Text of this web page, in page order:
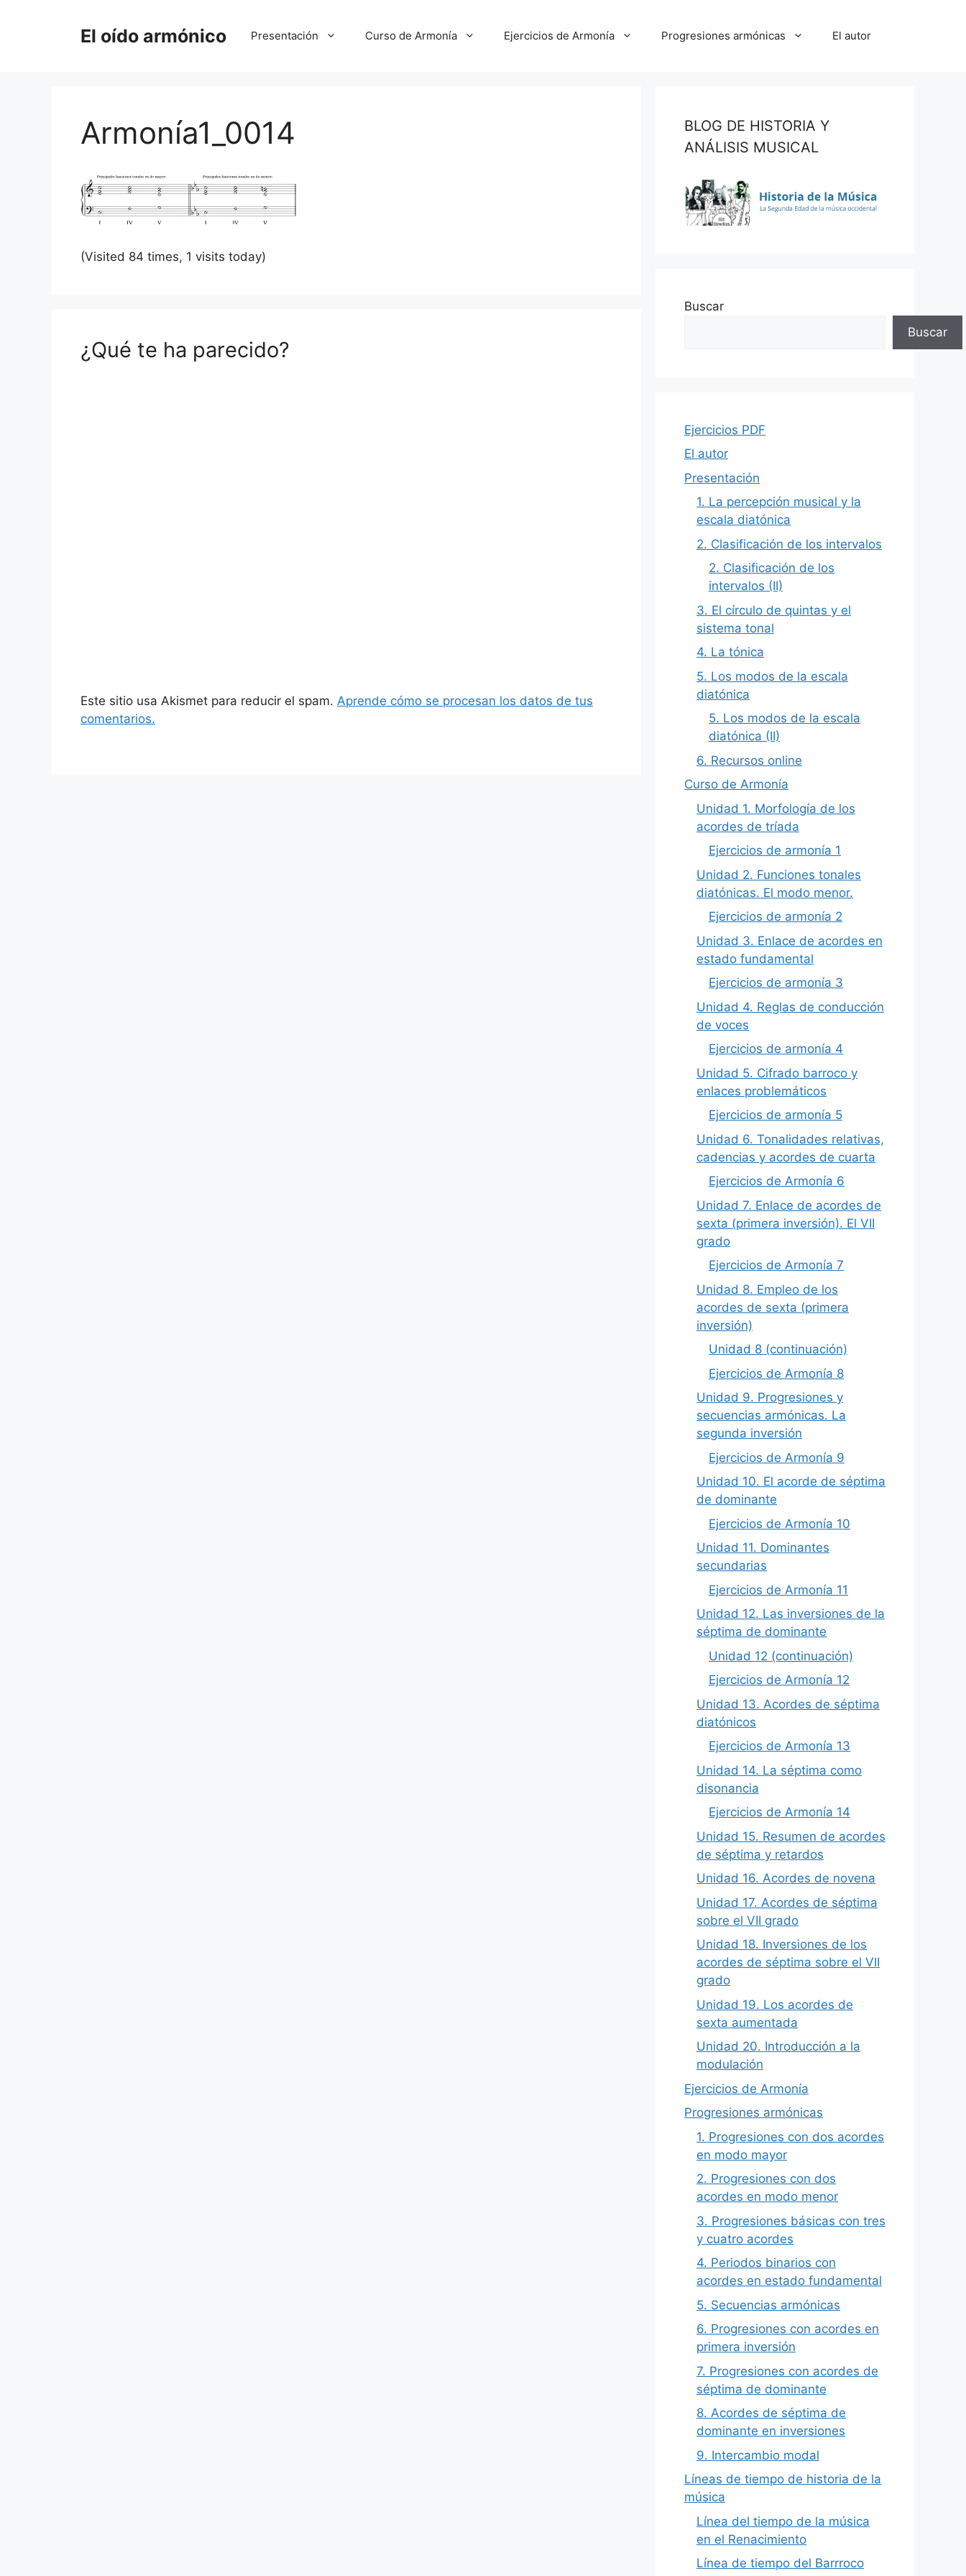
El oído armónico Presentación Curso de Armonía Ejercicios de Armonía Progresiones armónicas El autor
Armonía1_0014
(Visited 84 times, 1 visits today)
¿Qué te ha parecido?
Este sitio usa Akismet para reducir el spam. Aprende cómo se procesan los datos de tus
comentarios.
BLOG DE HISTORIA Y
ANÁLISIS MUSICAL
Buscar
Buscar
Ejercicios PDF
El autor
Presentación
1. La percepción musical y la
escala diatónica
2. Clasificación de los intervalos
2. Clasificación de los
intervalos (II)
3. El círculo de quintas y el
sistema tonal
4. La tónica
5. Los modos de la escala
diatónica
5. Los modos de la escala
diatónica (II)
6. Recursos online
Curso de Armonía
Unidad 1. Morfología de los
acordes de tríada
Ejercicios de armonía 1
Unidad 2. Funciones tonales
diatónicas. El modo menor.
Ejercicios de armonía 2
Unidad 3. Enlace de acordes en
estado fundamental
Ejercicios de armonía 3
Unidad 4. Reglas de conducción
de voces
Ejercicios de armonía 4
Unidad 5. Cifrado barroco y
enlaces problemáticos
Ejercicios de armonía 5
Unidad 6. Tonalidades relativas,
cadencias y acordes de cuarta
Ejercicios de Armonía 6
Unidad 7. Enlace de acordes de
sexta (primera inversión). El VII
grado
Ejercicios de Armonía 7
Unidad 8. Empleo de los
acordes de sexta (primera
inversión)
Unidad 8 (continuación)
Ejercicios de Armonía 8
Unidad 9. Progresiones y
secuencias armónicas. La
segunda inversión
Ejercicios de Armonía 9
Unidad 10. El acorde de séptima
de dominante
Ejercicios de Armonía 10
Unidad 11. Dominantes
secundarias
Ejercicios de Armonía 11
Unidad 12. Las inversiones de la
séptima de dominante
Unidad 12 (continuación)
Ejercicios de Armonía 12
Unidad 13. Acordes de séptima
diatónicos
Ejercicios de Armonía 13
Unidad 14. La séptima como
disonancia
Ejercicios de Armonía 14
Unidad 15. Resumen de acordes
de séptima y retardos
Unidad 16. Acordes de novena
Unidad 17. Acordes de séptima
sobre el VII grado
Unidad 18. Inversiones de los
acordes de séptima sobre el VII
grado
Unidad 19. Los acordes de
sexta aumentada
Unidad 20. Introducción a la
modulación
Ejercicios de Armonía
Progresiones armónicas
1. Progresiones con dos acordes
en modo mayor
2. Progresiones con dos
acordes en modo menor
3. Progresiones básicas con tres
y cuatro acordes
4. Periodos binarios con
acordes en estado fundamental
5. Secuencias armónicas
6. Progresiones con acordes en
primera inversión
7. Progresiones con acordes de
séptima de dominante
8. Acordes de séptima de
dominante en inversiones
9. Intercambio modal
Líneas de tiempo de historia de la
música
Línea del tiempo de la música
en el Renacimiento
Línea de tiempo del Barrroco